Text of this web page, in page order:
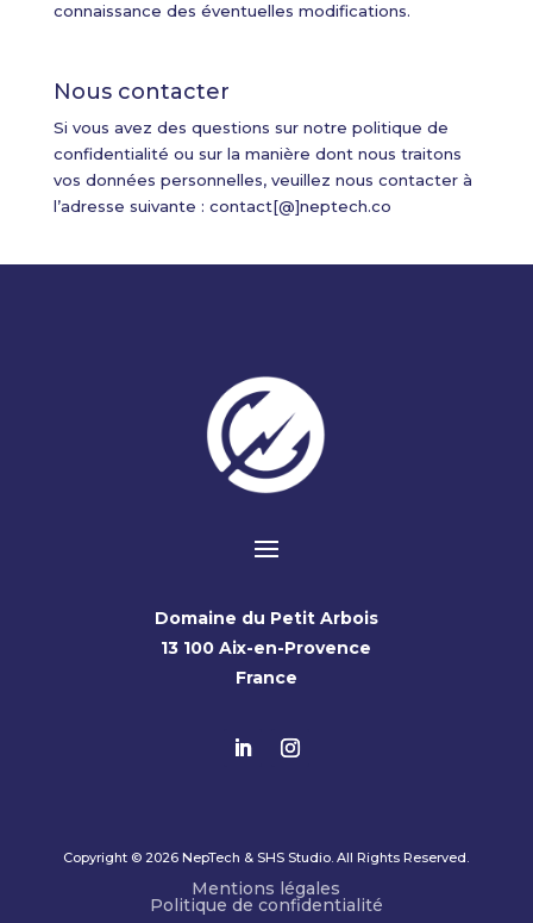
connaissance des éventuelles modifications.
Nous contacter
Si vous avez des questions sur notre politique de
confidentialité ou sur la manière dont nous traitons
vos données personnelles, veuillez nous contacter à
l’adresse suivante : contact[@]neptech.co
Domaine du Petit Arbois
13 100 Aix-en-Provence
France
Copyright © 2026 NepTech & SHS Studio. All Rights Reserved.
Mentions légales
Politique de confidentialité